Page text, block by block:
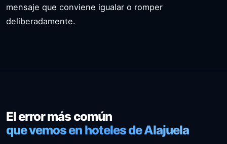
mensaje que conviene igualar o romper
deliberadamente.
El error más común
que vemos en hoteles de Alajuela